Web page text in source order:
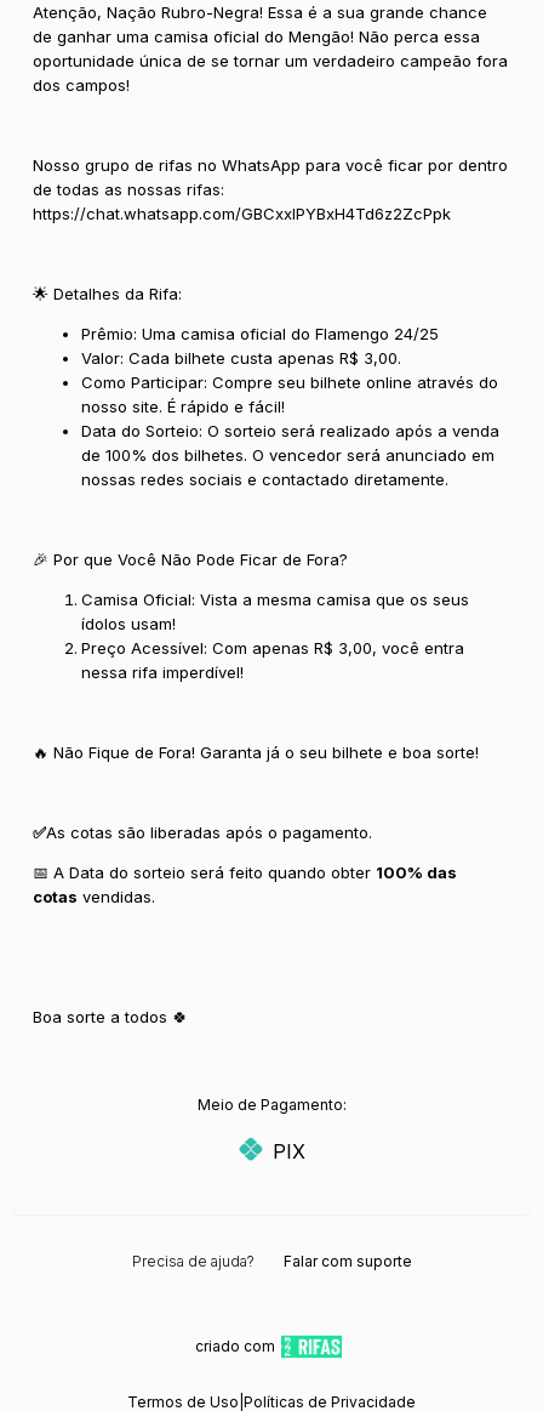
Atenção, Nação Rubro-Negra! Essa é a sua grande chance
de ganhar uma camisa oficial do Mengão! Não perca essa
oportunidade única de se tornar um verdadeiro campeão fora
dos campos!
Nosso grupo de rifas no WhatsApp para você ficar por dentro
de todas as nossas rifas:
https://chat.whatsapp.com/GBCxxlPYBxH4Td6z2ZcPpk
🌟 Detalhes da Rifa:
Prêmio: Uma camisa oficial do Flamengo 24/25
Valor: Cada bilhete custa apenas R$ 3,00.
Como Participar: Compre seu bilhete online através do
nosso site. É rápido e fácil!
Data do Sorteio: O sorteio será realizado após a venda
de 100% dos bilhetes. O vencedor será anunciado em
nossas redes sociais e contactado diretamente.
🎉 Por que Você Não Pode Ficar de Fora?
Camisa Oficial: Vista a mesma camisa que os seus
ídolos usam!
Preço Acessível: Com apenas R$ 3,00, você entra
nessa rifa imperdível!
🔥 Não Fique de Fora! Garanta já o seu bilhete e boa sorte!
✅As cotas são liberadas após o pagamento.
📅 A Data do sorteio será feito quando obter 100% das
cotas vendidas.
Boa sorte a todos 🍀
Meio de Pagamento:
PIX
Precisa de ajuda? Falar com suporte
criado com
Termos de Uso Políticas de Privacidade